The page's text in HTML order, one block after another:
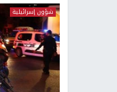
شؤون إسرائيلية